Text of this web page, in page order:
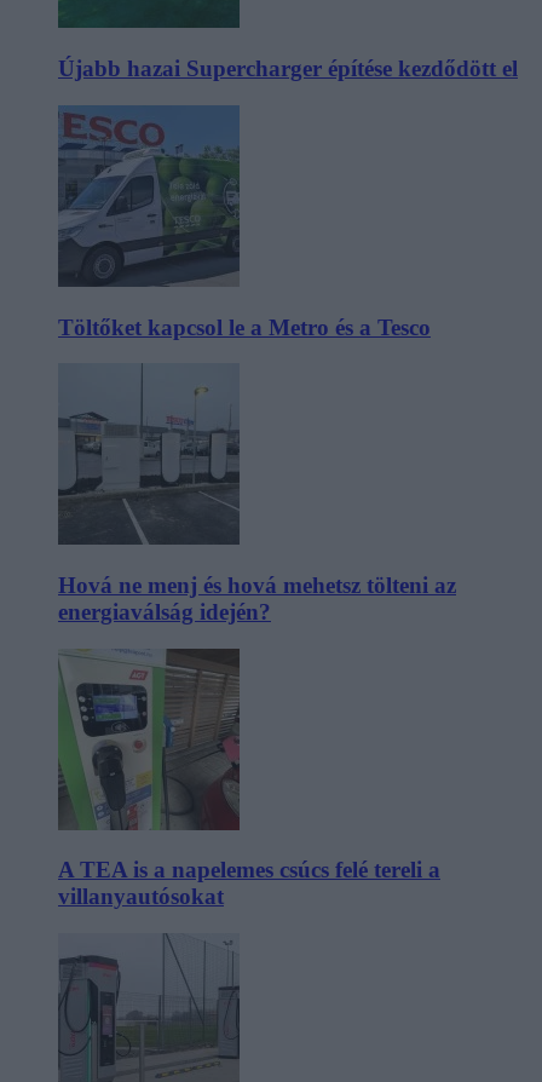
Újabb hazai Supercharger építése kezdődött el
Töltőket kapcsol le a Metro és a Tesco
Hová ne menj és hová mehetsz tölteni az
energiaválság idején?
A TEA is a napelemes csúcs felé tereli a
villanyautósokat